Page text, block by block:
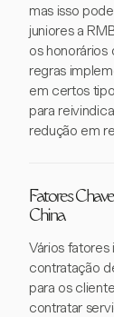
mas isso
juniores a
os
regras
em certos
para
redução em
Fatores
China
Vários fatores
contratação
para os
contratar